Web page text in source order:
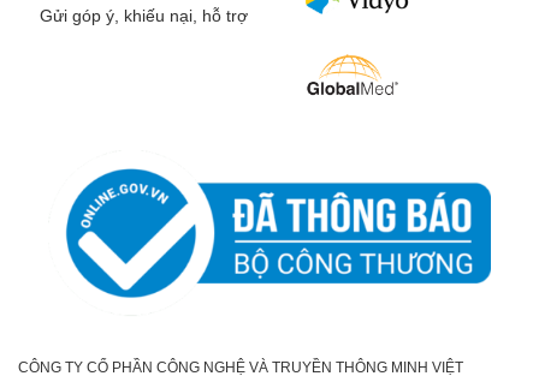
Gửi góp ý, khiếu nại, hỗ trợ
CÔNG TY CỔ PHẦN CÔNG NGHỆ VÀ TRUYỀN THÔNG MINH VIỆT